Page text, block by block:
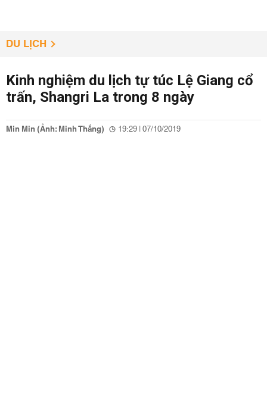
DU LỊCH
Kinh nghiệm du lịch tự túc Lệ Giang cổ
trấn, Shangri La trong 8 ngày
Min Min (Ảnh: Minh Thắng) 19:29 | 07/10/2019